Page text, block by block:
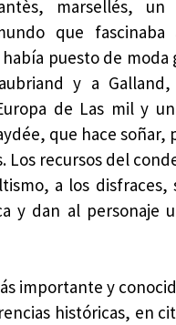
marsellés,
que fascinaba
había puesto de moda
y a
de Las mil y
que hace soñar,
Los recursos del
a los disfraces,
y dan al personaje
importante y
históricas, en